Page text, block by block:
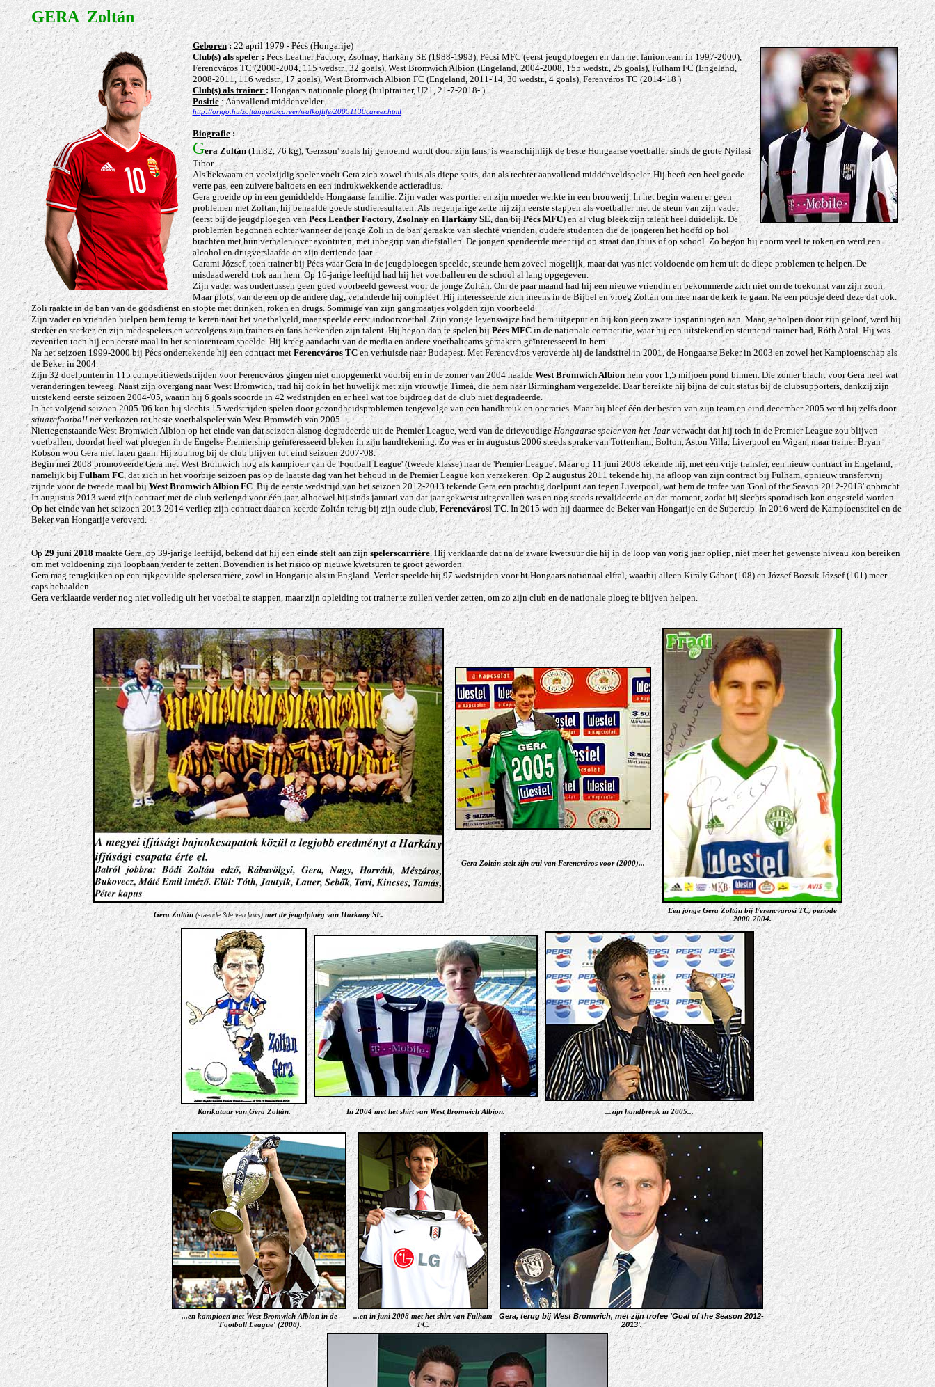
GERA Zoltán
Geboren: 22 april 1979 - Pécs (Hongarije)
Club(s) als speler: Pecs Leather Factory, Zsolnay, Harkány SE (1988-1993), Pécsi MFC (eerst jeugdploegen en dan het fanionteam in 1997-2000),
Ferencváros TC (2000-2004, 115 wedstr., 32 goals), West Bromwich Albion (Engeland, 2004-2008, 155 wedstr., 25 goals), Fulham FC (Engeland,
2008-2011, 116 wedstr., 17 goals), West Bromwich Albion FC (Engeland, 2011-'14, 30 wedstr., 4 goals), Ferenváros TC (2014-'18 )
Club(s) als trainer:Hongaars nationale ploeg (hulptrainer, U21, 21-7-2018- )
Positie : Aanvallend middenvelder
http://origo.hu/zoltangera/career/walkoflife/20051130career.html
Biografie:
Gera Zoltán(1m82, 76 kg), 'Gerzson' zoals hij genoemd wordt door zijn fans, is waarschijnlijk de beste Hongaarse voetballer sinds de grote Nyilasi
Tibor.
Als bekwaam en veelzijdig speler voelt Gera zich zowel thuis als diepe spits, dan als rechter aanvallend middenveldspeler. Hij heeft een heel goede
verre pas, een zuivere baltoets en een indrukwekkende actieradius.
Gera groeide op in een gemiddelde Hongaarse familie. Zijn vader was portier en zijn moeder werkte in een brouwerij. In het begin waren er geen
problemen met Zoltán, hij behaalde goede studieresultaten. Als negenjarige zette hij zijn eerste stappen als voetballer met de steun van zijn vader
(eerst bij de jeugdploegen vanPecs Leather Factory, ZsolnayenHarkány SE, dan bijPécs MFC) en al vlug bleek zijn talent heel duidelijk. De
problemen begonnen echter wanneer de jonge Zoli in de ban geraakte van slechte vrienden, oudere studenten die de jongeren het hoofd op hol
brachten met hun verhalen over avonturen, met inbegrip van diefstallen. De jongen spendeerde meer tijd op straat dan thuis of op school. Zo begon hij enorm veel te roken en werd een
alcohol en drugverslaafde op zijn dertiende jaar.
Garami József, toen trainer bij Pécs waar Gera in de jeugdploegen speelde, steunde hem zoveel mogelijk, maar dat was niet voldoende om hem uit de diepe problemen te helpen. De
misdaadwereld trok aan hem. Op 16-jarige leeftijd had hij het voetballen en de school al lang opgegeven.
Zijn vader was ondertussen geen goed voorbeeld geweest voor de jonge Zoltán. Om de paar maand had hij een nieuwe vriendin en bekommerde zich niet om de toekomst van zijn zoon.
Maar plots, van de een op de andere dag, veranderde hij compleet. Hij interesseerde zich ineens in de Bijbel en vroeg Zoltán om mee naar de kerk te gaan. Na een poosje deed deze dat ook.
Zoli raakte in de ban van de godsdienst en stopte met drinken, roken en drugs. Sommige van zijn gangmaatjes volgden zijn voorbeeld.
Zijn vader en vrienden hielpen hem terug te keren naar het voetbalveld, maar speelde eerst indoorvoetbal. Zijn vorige levenswijze had hem uitgeput en hij kon geen zware inspanningen aan. Maar, geholpen door zijn geloof, werd hij
sterker en sterker, en zijn medespelers en vervolgens zijn trainers en fans herkenden zijn talent. Hij begon dan te spelen bij Pécs MFCin de nationale competitie, waar hij een uitstekend en steunend trainer had, Róth Antal. Hij was
zeventien toen hij een eerste maal in het seniorenteam speelde. Hij kreeg aandacht van de media en andere voetbalteams geraakten geïnteresseerd in hem.
Na het seizoen 1999-2000 bij Pécs ondertekende hij een contract met Ferencváros TCen verhuisde naar Budapest.Met Ferencváros veroverde hij de landstitel in 2001, de Hongaarse Beker in 2003 en zowel het Kampioenschap als
de Beker in 2004.
Zijn 32 doelpunten in 115 competitiewedstrijden voor Ferencváros gingen niet onopgemerkt voorbij en in de zomer van 2004 haalde West Bromwich Albionhem voor 1,5 miljoen pond binnen. Die zomer bracht voor Gera heel wat
veranderingen teweeg. Naast zijn overgang naar West Bromwich, trad hij ook in het huwelijk met zijn vrouwtje Tímeá, die hem naar Birmingham vergezelde. Daar bereikte hij bijna de cult status bij de clubsupporters, dankzij zijn
uitstekend eerste seizoen 2004-'05, waarin hij 6 goals scoorde in 42 wedstrijden en er heel wat toe bijdroeg dat de club niet degradeerde.
In het volgend seizoen 2005-'06 kon hij slechts 15 wedstrijden spelen door gezondheidsproblemen tengevolge van een handbreuk en operaties. Maar hij bleef één der besten van zijn team en eind december 2005 werd hij zelfs door
squarefootball.net verkozen tot beste voetbalspeler van West Bromwich van 2005.
Niettegenstaande West Bromwich Albion op het einde van dat seizoen alsnog degradeerde uit de Premier League, werd van de drievoudigeHongaarse speler van het Jaarverwacht dat hij toch in de Premier League zou blijven
voetballen, doordat heel wat ploegen in de Engelse Premiership geïnteresseerd bleken in zijn handtekening. Zo was er in augustus 2006 steeds sprake van Tottenham, Bolton, Aston Villa, Liverpool en Wigan, maar trainer Bryan
Robson wou Gera niet laten gaan. Hij zou nog bij de club blijven tot eind seizoen 2007-'08.
Begin mei 2008 promoveerde Gera met West Bromwich nog als kampioen van de 'Football League' (tweede klasse) naar de 'Premier League'. Maar op 11 juni 2008 tekende hij, met een vrije transfer, een nieuw contract in Engeland,
namelijk bij Fulham FC, dat zich in het voorbije seizoen pas op de laatste dag van het behoud in de Premier League kon verzekeren. Op 2 augustus 2011 tekende hij, na afloop van zijn contract bij Fulham, opnieuw transfertvrij
zijnde voor de tweede maal bijWest Bromwich Albion FC. Bij de eerste wedstrijd van het seizoen 2012-2013 tekende Gera een prachtig doelpunt aan tegen Liverpool, wat hem de trofee van 'Goal of the Season 2012-2013' opbracht.
In augustus 2013 werd zijn contract met de club verlengd voor één jaar, alhoewel hij sinds januari van dat jaar gekwetst uitgevallen was en nog steeds revalideerde op dat moment, zodat hij slechts sporadisch kon opgesteld worden.
Op het einde van het seizoen 2013-2014 verliep zijn contract daar en keerde Zoltán terug bij zijn oude club, Ferencvárosi TC. In 2015 won hij daarmee de Beker van Hongarije en de Supercup. In 2016 werd de Kampioenstitel en de
Beker van Hongarije veroverd.
Op29 juni 2018maakte Gera, op 39-jarige leeftijd, bekend dat hij eeneindestelt aan zijnspelerscarrière. Hij verklaarde dat na de zware kwetsuur die hij in de loop van vorig jaar opliep, niet meer het gewenste niveau kon bereiken
om met voldoening zijn loopbaan verder te zetten. Bovendien is het risico op nieuwe kwetsuren te groot geworden.
Gera mag terugkijken op een rijkgevulde spelerscarrière, zowl in Hongarije als in England. Verder speelde hij 97 wedstrijden voor ht Hongaars nationaal elftal, waarbij alleen Király Gábor (108) en József Bozsik József (101) meer
caps behaalden.
Gera verklaarde verder nog niet volledig uit het voetbal te stappen, maar zijn opleiding tot trainer te zullen verder zetten, om zo zijn club en de nationale ploeg te blijven helpen.
Gera Zoltán stelt zijn trui van Ferencváros voor (2000)...
Gera Zoltán (staande 3de van links)met de jeugdploeg van Harkany SE.
Een jonge Gera Zoltán bij Ferencvárosi TC, periode
2000-2004.
Karikatuur van Gera Zoltán. In 2004 met het shirt van West Bromwich Albion. ...zijn handbreuk in 2005...
...en kampioen met West Bromwich Albion in de
'Football League' (2008).
...en in juni 2008 met het shirt van Fulham
FC.
Gera, terug bij West Bromwich, met zijn trofee 'Goal of the Season 2012-
2013'.